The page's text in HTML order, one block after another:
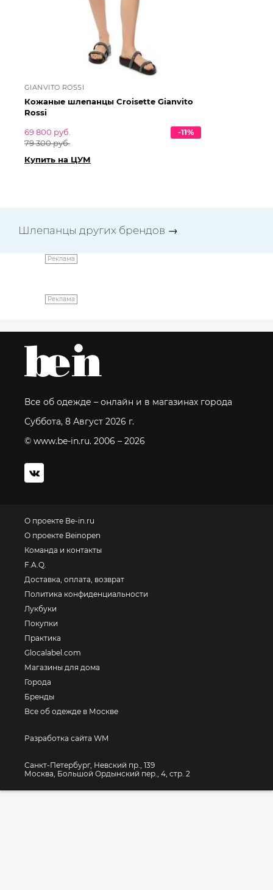
GIANVITO ROSSI
Кожаные шлепанцы Croisette Gianvito
Rossi
69 800 руб.
79 300 руб.
-11%
Купить на ЦУМ
Шлепанцы других брендов →
Реклама
Реклама
Все об одежде – онлайн и в магазинах города
Суббота, 8 Август 2026 г.
© www.be-in.ru. 2006 – 2026
О проекте Be-in.ru
О проекте Beinopen
Команда и контакты
F.A.Q.
Доставка, оплата, возврат
Политика конфиденциальности
Лукбуки
Покупки
Практика
Glocalabel.com
Магазины для дома
Города
Бренды
Все об одежде в Москве
Разработка сайта WM
Санкт-Петербург, Невский пр., 139
Москва, Большой Ордынский пер., 4, стр. 2